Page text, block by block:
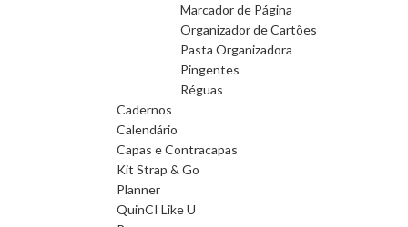
Marcador de Página
Organizador de Cartões
Pasta Organizadora
Pingentes
Réguas
Cadernos
Calendário
Capas e Contracapas
Kit Strap & Go
Planner
QuinCI Like U